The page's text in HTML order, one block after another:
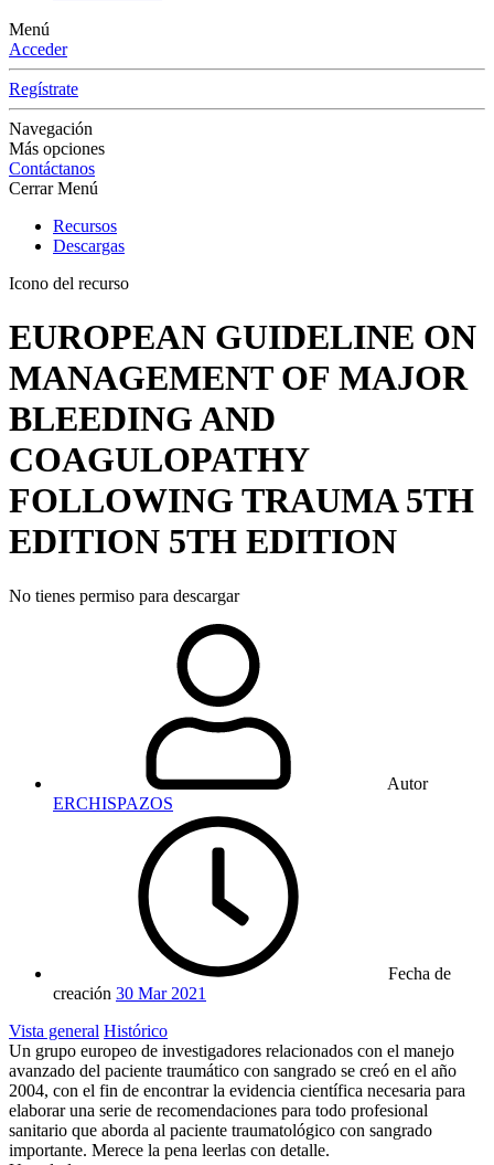
Menú
Acceder
Regístrate
Navegación
Más opciones
Contáctanos
Cerrar Menú
Recursos
Descargas
Icono del recurso
EUROPEAN GUIDELINE ON
MANAGEMENT OF MAJOR
BLEEDING AND
COAGULOPATHY
FOLLOWING TRAUMA 5TH
EDITION 5TH EDITION
No tienes permiso para descargar
Autor
ERCHISPAZOS
Fecha de
creación 30 Mar 2021
Vista general Histórico
Un grupo europeo de investigadores relacionados con el manejo
avanzado del paciente traumático con sangrado se creó en el año
2004, con el fin de encontrar la evidencia científica necesaria para
elaborar una serie de recomendaciones para todo profesional
sanitario que aborda al paciente traumatológico con sangrado
importante. Merece la pena leerlas con detalle.